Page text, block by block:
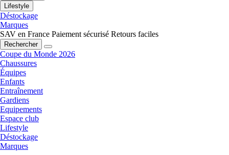
Lifestyle
Déstockage
Marques
SAV en France Paiement sécurisé Retours faciles
Rechercher
Coupe du Monde 2026
Chaussures
Équipes
Enfants
Entraînement
Gardiens
Equipements
Espace club
Lifestyle
Déstockage
Marques